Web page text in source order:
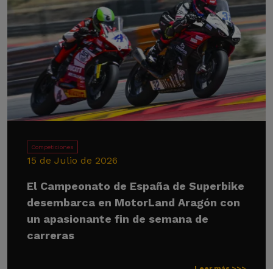
Competiciones
15 de Julio de 2026
El Campeonato de España de Superbike
desembarca en MotorLand Aragón con
un apasionante fin de semana de
carreras